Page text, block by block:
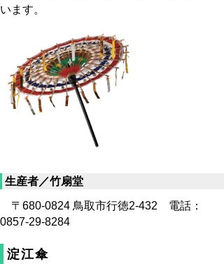
います。
生産者／竹扇堂
〒680-0824 鳥取市行徳2-432 電話：
0857-29-8284
淀江傘